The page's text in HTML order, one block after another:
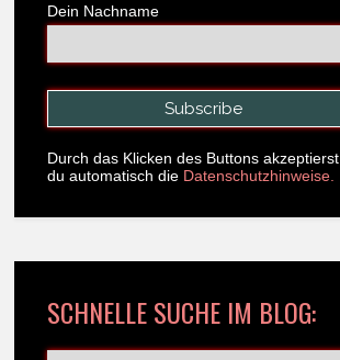
Dein Nachname
Durch das Klicken des Buttons akzeptierst
du automatisch die Datenschutzhinweise.
SCHNELLE SUCHE IM BLOG: